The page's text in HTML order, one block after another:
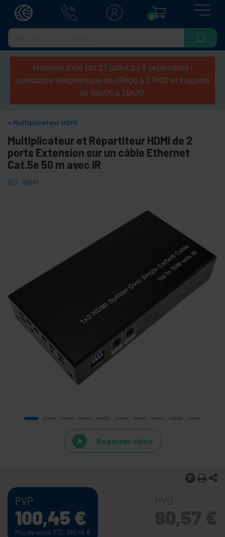
0
Horaires d'été (du 13 juillet au 4 septembre) :
assistance téléphonique de 09h00 à 17h00 et magasin
de 08h00 à 16h30.
Multiplicateur HDMI
Multiplicateur et Répartiteur HDMI de 2
ports Extension sur un câble Ethernet
Cat.5e 50 m avec IR
REF: HB001
Regarder vidéo
PVP
100,45 €
Prix de vente TTC: 100,45 €